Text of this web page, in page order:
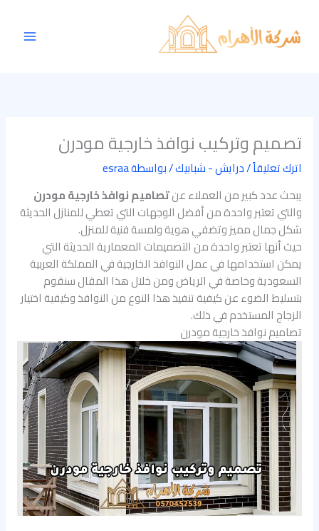
المحتوى
تصميم وتركيب نوافذ خارجية مودرن
اترك تعليقاً/درايش - شبابيك/ بواسطةesraa
يبحث عدد كبير من العملاء عنتصاميم نوافذ خارجية مودرن
والتي تعتبر واحدة من أفضل الوجهات التي تعطي للمنازل الحديثة
شكل جمال مميز وتضفي هوية ولمسة فنية للمنزل.
حيث أنها تعتبر واحدة من التصميمات المعمارية الحديثة التي
يمكن استخدامها في عمل النوافذ الخارجية في المملكة العربية
السعودية وخاصة في الرياض ومن خلال هذا المقال سنقوم
بتسليط الضوء عن كيفية تنفيذ هذا النوع من النوافذ وكيفية اختيار
الزجاج المستخدم في ذلك.
تصاميم نوافذ خارجية مودرن